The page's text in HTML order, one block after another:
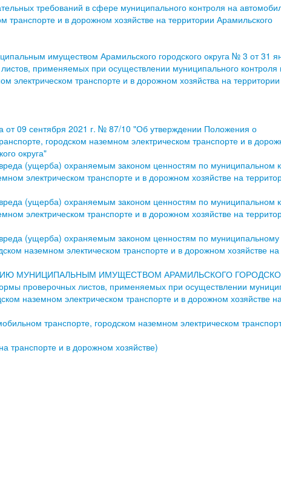
требований в сфере муниципального контроля на
транспорте и в дорожном хозяйстве на территории Арамильского
имуществом Арамильского городского округа № 3 от 31
применяемых при осуществлении муниципального контроля
электрическом транспорте и в дорожном хозяйства на территории
от 09 сентября 2021 г. № 87/10 "Об утверждении Положения о
городском наземном электрическом транспорте и в
округа"
(ущерба) охраняемым законом ценностям по муниципальном
электрическом транспорте и в дорожном хозяйстве на
(ущерба) охраняемым законом ценностям по муниципальном
электрическом транспорте и в дорожном хозяйстве на
(ущерба) охраняемым законом ценностям по муниципальному
наземном электическом транспорте и в дорожном хозяйстве на
МУНИЦИПАЛЬНЫМ ИМУЩЕСТВОМ АРАМИЛЬСКОГО
проверочных листов, применяемых при осуществлении
наземном электрическом транспорте и в дорожном хозяйстве на
транспорте, городском наземном электрическом
транспорте и в дорожном хозяйстве)